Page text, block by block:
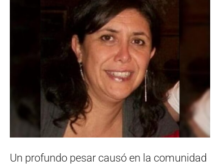
Un profundo pesar causó en la comunidad